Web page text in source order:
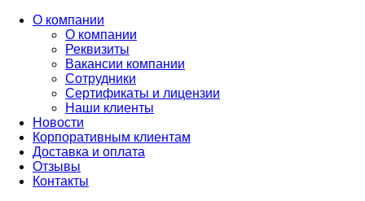
О компании
О компании
Реквизиты
Вакансии компании
Сотрудники
Сертификаты и лицензии
Наши клиенты
Новости
Корпоративным клиентам
Доставка и оплата
Отзывы
Контакты